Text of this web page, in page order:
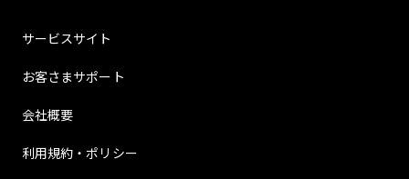
サービスサイト
お客さまサポート
会社概要
利用規約・ポリシー